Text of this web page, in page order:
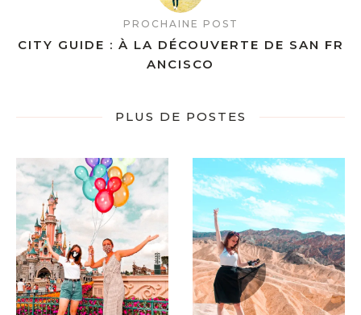
PROCHAINE POST
CITY GUIDE : À LA DÉCOUVERTE DE SAN FR
ANCISCO
PLUS DE POSTES